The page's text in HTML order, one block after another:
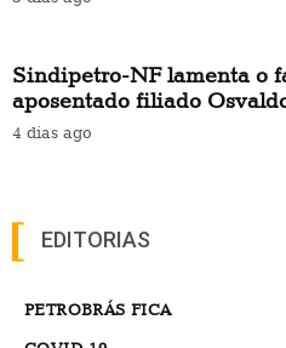
Sindipetro-NF lamenta o
aposentado filiado
4 dias ago
EDITORIAS
PETROBRÁS FICA